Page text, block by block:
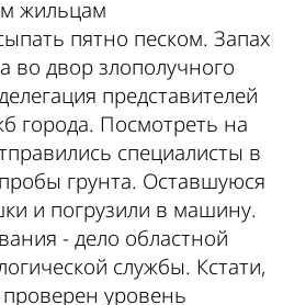
жильцам
пятно песком. Запах
во двор злополучного
представителей
города. Посмотреть на
специалисты в
грунта. Оставшуюся
и погрузили в машину.
- дело областной
службы. Кстати,
уровень